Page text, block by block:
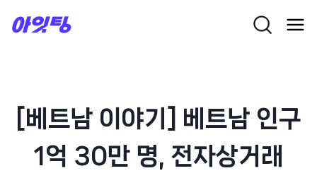
[베트남 이야기] 베트남 인구
1억 30만 명, 전자상거래